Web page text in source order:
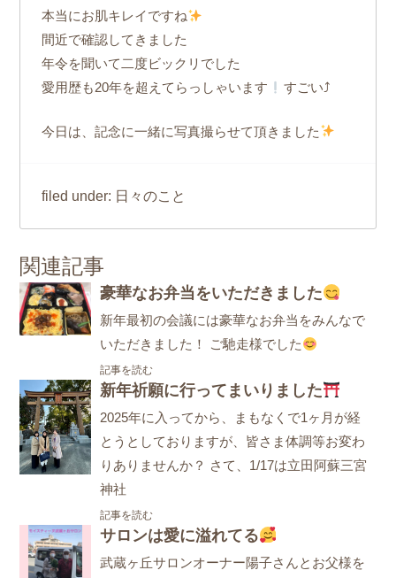
本当にお肌キレイですね
間近で確認してきました
年令を聞いて二度ビックリでした
愛用歴も20年を超えてらっしゃいます
すごい⤴
今日は、記念に一緒に写真撮らせて頂きました
filed under: 日々のこと
関連記事
豪華なお弁当をいただきました
新年最初の会議には豪華なお弁当をみんなで
いただきました！ ご馳走様でした
記事を読む
新年祈願に行ってまいりました
2025年に入ってから、まもなくで1ヶ月が経
とうとしておりますが、皆さま体調等お変わ
りありませんか？ さて、1/17は立田阿蘇三宮
神社
記事を読む
サロンは愛に溢れてる
武蔵ヶ丘サロンオーナー陽子さんとお父様を